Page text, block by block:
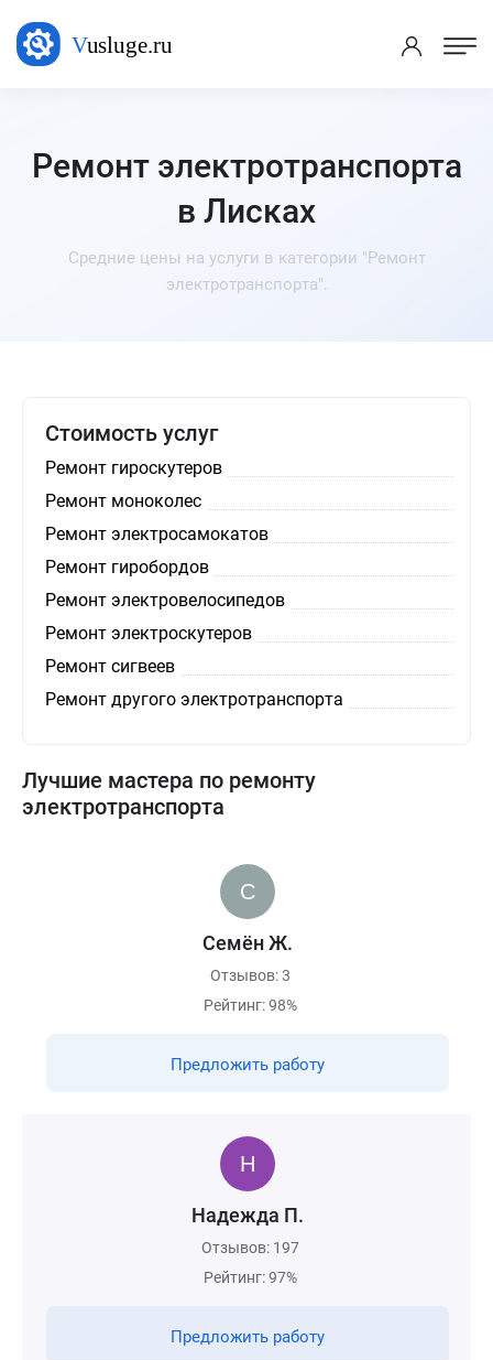
Ремонт электротранспорта
в Лисках
Средние цены на услуги в категории "Ремонт
электротранспорта".
Стоимость услуг
Ремонт гироскутеров
Ремонт моноколес
Ремонт электросамокатов
Ремонт гиробордов
Ремонт электровелосипедов
Ремонт электроскутеров
Ремонт сигвеев
Ремонт другого электротранспорта
Лучшие мастера по ремонту
электротранспорта
Семён Ж.
Отзывов: 3
Рейтинг: 98%
Предложить работу
Надежда П.
Отзывов: 197
Рейтинг: 97%
Предложить работу